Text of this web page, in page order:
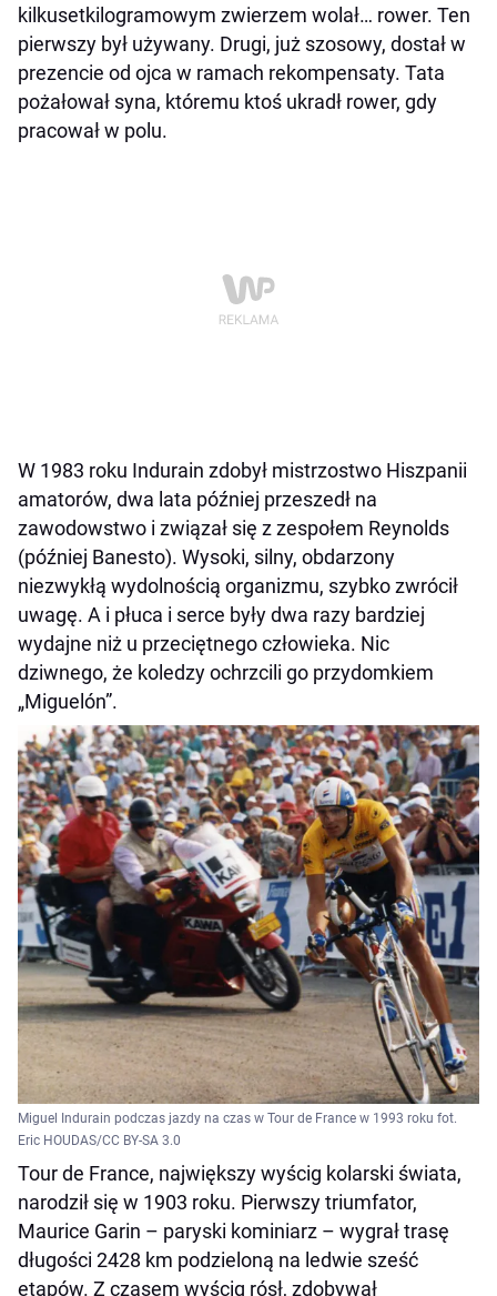
kilkusetkilogramowym zwierzem wolał… rower. Ten
pierwszy był używany. Drugi, już szosowy, dostał w
prezencie od ojca w ramach rekompensaty. Tata
pożałował syna, któremu ktoś ukradł rower, gdy
pracował w polu.
W 1983 roku Indurain zdobył mistrzostwo Hiszpanii
amatorów, dwa lata później przeszedł na
zawodowstwo i związał się z zespołem Reynolds
(później Banesto). Wysoki, silny, obdarzony
niezwykłą wydolnością organizmu, szybko zwrócił
uwagę. A i płuca i serce były dwa razy bardziej
wydajne niż u przeciętnego człowieka. Nic
dziwnego, że koledzy ochrzcili go przydomkiem
„Miguelón”.
Miguel Indurain podczas jazdy na czas w Tour de France w 1993 roku fot.
Eric HOUDAS/CC BY-SA 3.0
Tour de France, największy wyścig kolarski świata,
narodził się w 1903 roku. Pierwszy triumfator,
Maurice Garin – paryski kominiarz – wygrał trasę
długości 2428 km podzieloną na ledwie sześć
etapów. Z czasem wyścig rósł, zdobywał